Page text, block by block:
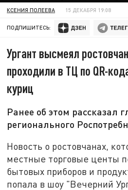
КСЕНИЯ ПОЛЕЕВА 15 ДЕКАБРЯ 19:08
ПОДПИШИТЕСЬ:
Ургант высмеял
проходили в ТЦ по QR-
куриц
Ранее об этом рассказал
регионального
Новость о ростовчанах,
местные торговые центы
бытовых приборов и
попала в шоу "Вечерний